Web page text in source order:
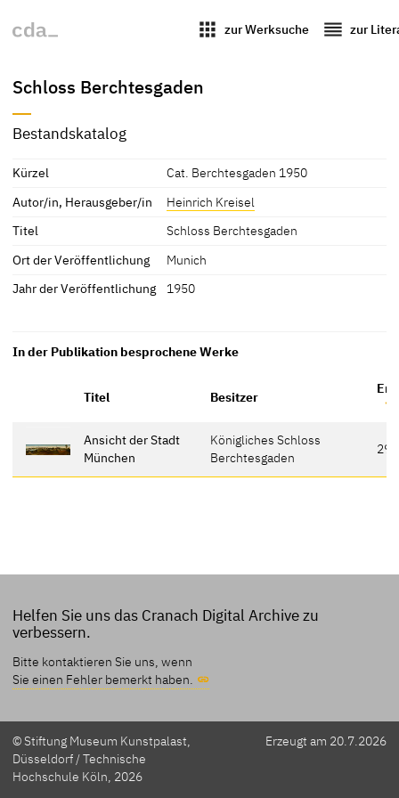
apps zur Werksuche reorder zur
Schloss Berchtesgaden
Bestandskatalog
Kürzel
Cat. Berchtesgaden 1950
Autor/in, Herausgeber/in
Heinrich Kreisel
Titel
Schloss Berchtesgaden
Ort der Veröffentlichung
Munich
Jahr der Veröffentlichung
1950
In der Publikation besprochene Werke
Titel Besitzer
Ansicht der Stadt
München
Königliches Schloss
Berchtesgaden
29
Helfen Sie uns das Cranach Digital Archive zu
verbessern.
Bitte kontaktieren Sie uns, wenn
Sie einen Fehler bemerkt haben.
© Stiftung Museum Kunstpalast,
Düsseldorf / Technische
Hochschule Köln, 2026
Erzeugt am 20.7.2026